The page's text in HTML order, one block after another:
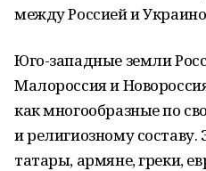
между Россией и
Юго-западные земли
Малороссия и
как многообразные по
и религиозному
татары, армяне, греки,